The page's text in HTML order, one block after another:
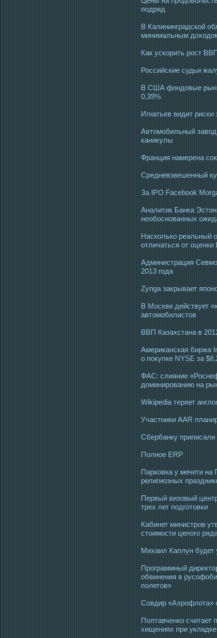
подряд
В Калининградской
минимальным
Как ускорить рост
Российские судьи
В США фондовые
0,39%
Игнатьев видит
Автомобильный
каникулы
Франция намерена
Средневзвешенный
За IPO Facebook
Аналитик Банка
необоснованных
Насколько реальный
отличаться от
Администрация
2013 года
Zynga закрывает
В Москве действует
автомобилистов
ВВП Казахстана в
Американская биржа
о покупке NYSE за
ФАС: слияние
доминированию на
Wikipedia теряет
Участники AAR
Сбербанку приписали
Полное ERP
Парковка у мечети на
религиозных
Первый визовый
трех лет подготовки
Кабинет министров
стоимости целого
Михаил Каплун будет
Программный
обвинения в
полетов»
Совдир «Аэрофлота»
Полтавченко считает
хищениях при